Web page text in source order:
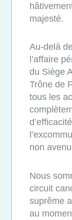
majesté.
Au-delà
l’affaire
du Siège
Trône de
tous les
non
Nous
circuit
suprême
au